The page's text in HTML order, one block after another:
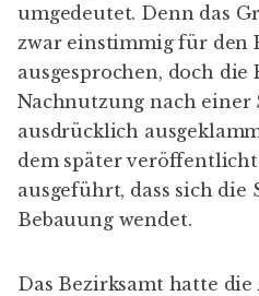
umgedeutet. Denn das
zwar einstimmig für den
ausgesprochen, doch
Nachnutzung nach einer
ausdrücklich
dem später
ausgeführt, dass sich die
Bebauung wendet.
Das Bezirksamt hatte